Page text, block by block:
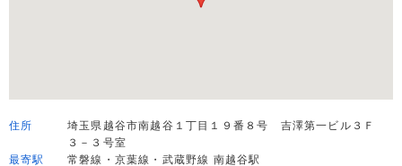
住所
埼玉県越谷市南越谷１丁目１９番８号 吉澤第一ビル３Ｆ
３－３号室
最寄駅
常磐線・京葉線・武蔵野線 南越谷駅